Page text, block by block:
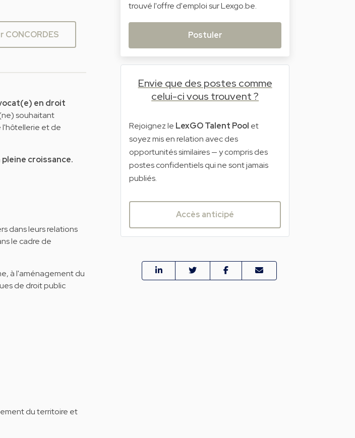
en droit
souhaitant
l'hôtellerie et de
croissance.
dans leurs relations
le cadre de
à l'aménagement du
de droit public
du territoire et
trouvé l'offre d'emploi sur Lexgo.be.
Postuler
Envie que des postes comme
celui-ci vous trouvent ?
Rejoignez le LexGO Talent Pool et
soyez mis en relation avec des
opportunités similaires — y compris des
postes confidentiels qui ne sont jamais
publiés.
Accès anticipé